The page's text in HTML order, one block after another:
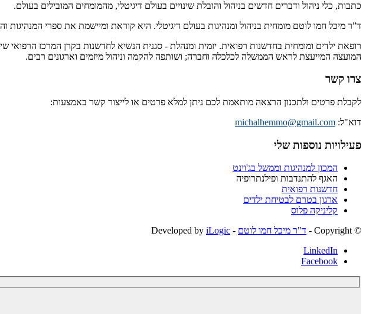
כתבות, כלי ניהול ודברים חדשים בניהול והובלת שינויים בעולם דיגיטלי, מהמומחים המובילים בעולם.
ד”ר מיכל חמו לוטם מומחית בניהול ומנהיגות בעולם דיגיטלי. היא קוראת ומיישמת את ספרי
רופאת ילדים ומומחית בחדשנות רפואית. יזמית ומנהלת - סגנית הנשיא לחדשנות בקרן המרכז הרפואי
המועצה המייעצת לראש הממשלה לכלכלה וחברה; ושותפה להקמה וניהול מיזמים וארגונים רבים.
צרו קשר
לקבלת פרטים ולתכנון הרצאה מותאמת לכם ניתן למלא פרטים או לייצור קשר באמצעות:
דוא"ל: michalhemmo@gmail.com
פעילויות נוספות שלי
המכון למנהיגות וממשל בג'וינט
האגף להתנדבות ופילנתרופיה
חדשנות רפואית
ארגון בטרם לבטיחת ילדים
קליניקה פלוס
© ‫Copyright -
ד"ר מיכל חמו לוטם - Developed by
iLogic
LinkedIn
Facebook